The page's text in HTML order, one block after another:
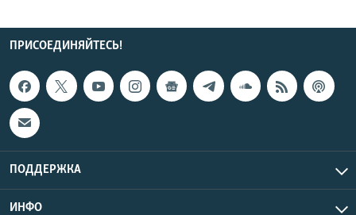
ПРИСОЕДИНЯЙТЕСЬ!
ПОДДЕРЖКА
ИНФО